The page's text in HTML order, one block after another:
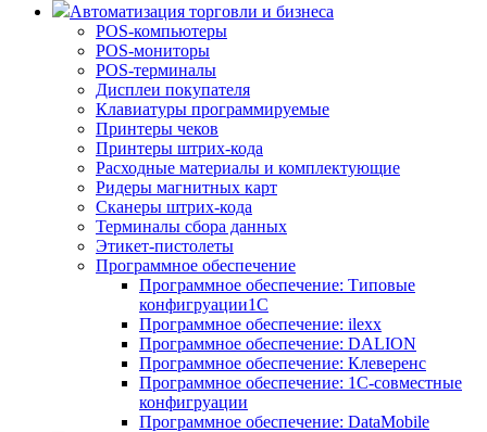
Автоматизация торговли и бизнеса
POS-компьютеры
POS-мониторы
POS-терминалы
Дисплеи покупателя
Клавиатуры программируемые
Принтеры чеков
Принтеры штрих-кода
Расходные материалы и комплектующие
Ридеры магнитных карт
Сканеры штрих-кода
Терминалы сбора данных
Этикет-пистолеты
Программное обеспечение
Программное обеспечение: Типовые
конфигруации1С
Программное обеспечение: ilexx
Программное обеспечение: DALION
Программное обеспечение: Клеверенс
Программное обеспечение: 1С-совместные
конфигруации
Программное обеспечение: DataMobile